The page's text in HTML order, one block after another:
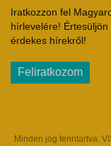
Iratkozzon fel
hírlevelére!
érdekes hírekről!
Feliratkozom
Minden jog fenntartva.